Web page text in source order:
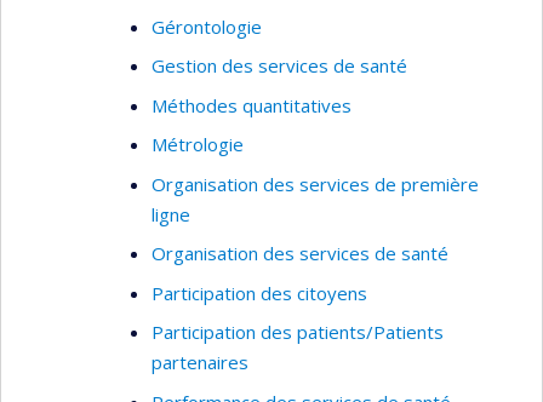
Gérontologie
Gestion des services de santé
Méthodes quantitatives
Métrologie
Organisation des services de première
ligne
Organisation des services de santé
Participation des citoyens
Participation des patients/Patients
partenaires